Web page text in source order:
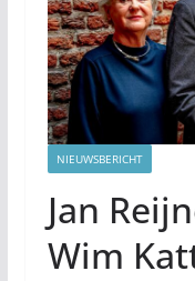
NIEUWSBERICHT
Jan
Wim